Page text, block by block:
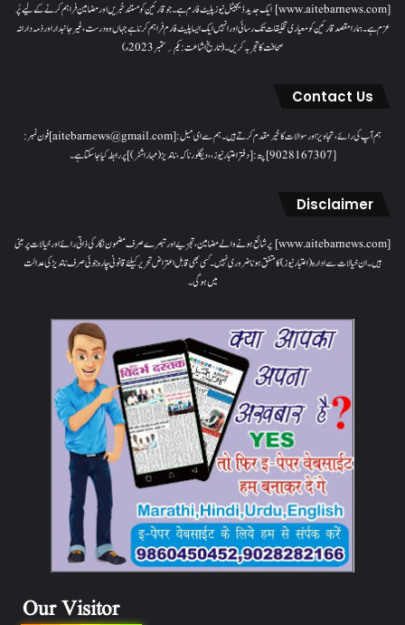
[www.aitebarnews.com] ایک جدید ڈیجیٹل نیوز پلیٹ فارم ہے۔ جو قارئین کو مستند خبریں اور مضامین فراہم کرنے کے لیے پُر
عزم ہے۔ ہمارا مقصدقارئین کو معیاری تخلیقات تک رسائی اور انہیں ایک ایسا پلیٹ فارم فراہم کرنا ہے جہاں وہ درست، غیر جانبدار اور ذمہ دارانہ
صحافت کا تجربہ کریں۔( تاریخ اشاعت : یکم؍ ستمبر 2023ء)
Contact Us
ہم آپ کی رائے، تجاویز اور سوالات کا خیرمقدم کرتے ہیں۔ ہم سےای میل: [aitebarnews@gmail.com]فون نمبر:
[9028167307]پتہ: [دفتر اعتبار نیوز، ، دیگلور ناکہ، ناندیڑ(مہاراشٹر) ] پر رابطہ کیا جاسکتا ہے۔
Disclaimer
[www.aitebarnews.com] پر شائع ہونے والے مضامین، تجزیے اور تبصرے صرف مضمون نگار کی ذاتی رائے اور خیالات پر مبنی
ہیں۔ ان خیالات سے ادارہ (اعتبار نیوز) کا متفق ہونا ضروری نہیں۔ کسی بھی قابل اعتراض تحریر کیلئے قانونی چارہ جوئی صرف ناندیڑ کی عدالت
میں ہوگی۔
Our Visitor